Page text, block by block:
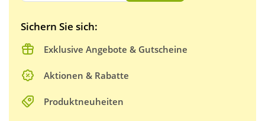
Sichern Sie sich:
Exklusive Angebote & Gutscheine
Aktionen & Rabatte
Produktneuheiten